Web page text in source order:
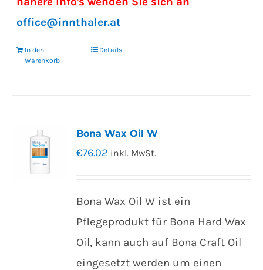
office@innthaler.at
In den
Warenkorb
Details
Bona Wax Oil W
€76.02 inkl. MwSt.
Bona Wax Oil W ist ein
Pflegeprodukt für Bona Hard Wax
Oil, kann auch auf Bona Craft Oil
eingesetzt werden um einen